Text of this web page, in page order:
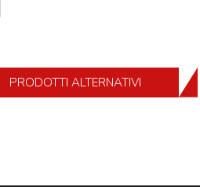
PRODOTTI ALTERNATIVI